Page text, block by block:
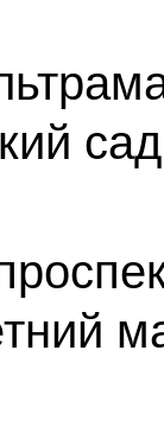
сад